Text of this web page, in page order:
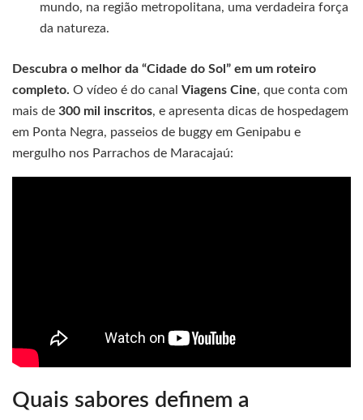
mundo, na região metropolitana, uma verdadeira força
da natureza.
Descubra o melhor da “Cidade do Sol” em um roteiro
completo. O vídeo é do canal Viagens Cine, que conta com
mais de 300 mil inscritos, e apresenta dicas de hospedagem
em Ponta Negra, passeios de buggy em Genipabu e
mergulho nos Parrachos de Maracajaú:
Quais sabores definem a